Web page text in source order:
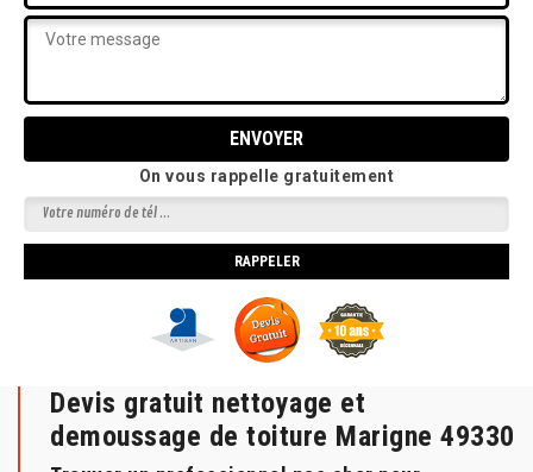
On vous rappelle gratuitement
Devis gratuit nettoyage et
demoussage de toiture Marigne 49330